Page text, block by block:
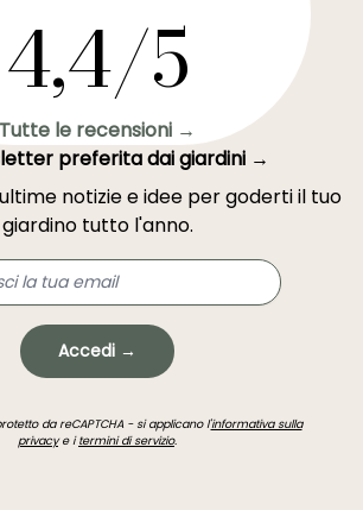
4,4/5
Tutte le recensioni →
preferita dai giardini →
notizie e idee per goderti il tuo
giardino tutto l'anno.
Accedi →
da reCAPTCHA - si applicano l'informativa sulla
privacye itermini di servizio.